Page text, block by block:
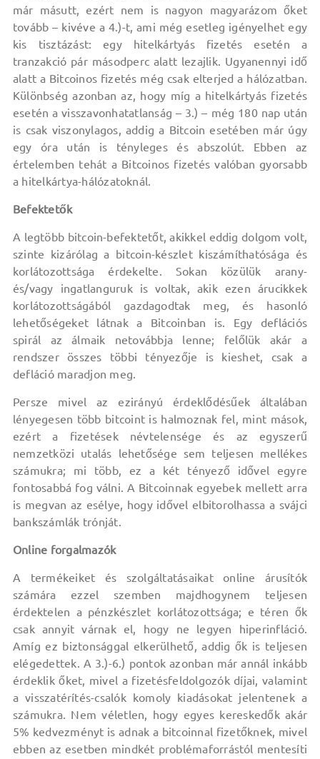
már másutt, ezért nem is nagyon magyarázom őket
tovább – kivéve a 4.)-t, ami még esetleg igényelhet egy
kis tisztázást: egy hitelkártyás fizetés esetén a
tranzakció pár másodperc alatt lezajlik. Ugyanennyi idő
alatt a Bitcoinos fizetés még csak elterjed a hálózatban.
Különbség azonban az, hogy míg a hitelkártyás fizetés
esetén a visszavonhatatlanság – 3.) – még 180 nap után
is csak viszonylagos, addig a Bitcoin esetében már úgy
egy óra után is tényleges és abszolút. Ebben az
értelemben tehát a Bitcoinos fizetés valóban gyorsabb
a hitelkártya-hálózatoknál.
Befektetők
A legtöbb bitcoin-befektetőt, akikkel eddig dolgom volt,
szinte kizárólag a bitcoin-készlet kiszámíthatósága és
korlátozottsága érdekelte. Sokan közülük arany-
és/vagy ingatlanguruk is voltak, akik ezen árucikkek
korlátozottságából gazdagodtak meg, és hasonló
lehetőségeket látnak a Bitcoinban is. Egy deflációs
spirál az álmaik netovábbja lenne; felőlük akár a
rendszer összes többi tényezője is kieshet, csak a
defláció maradjon meg.
Persze mivel az ezirányú érdeklődésűek általában
lényegesen több bitcoint is halmoznak fel, mint mások,
ezért a fizetések névtelensége és az egyszerű
nemzetközi utalás lehetősége sem teljesen mellékes
számukra; mi több, ez a két tényező idővel egyre
fontosabbá fog válni. A Bitcoinnak egyebek mellett arra
is megvan az esélye, hogy idővel elbitorolhassa a svájci
bankszámlák trónját.
Online forgalmazók
A termékeiket és szolgáltatásaikat online árusítók
számára ezzel szemben majdhogynem teljesen
érdektelen a pénzkészlet korlátozottsága; e téren ők
csak annyit várnak el, hogy ne legyen hiperinfláció.
Amíg ez biztonsággal elkerülhető, addig ők is teljesen
elégedettek. A 3.)-6.) pontok azonban már annál inkább
érdeklik őket, mivel a fizetésfeldolgozók díjai, valamint
a visszatérítés-csalók komoly kiadásokat jelentenek a
számukra. Nem véletlen, hogy egyes kereskedők akár
5% kedvezményt is adnak a bitcoinnal fizetőknek, mivel
ebben az esetben mindkét problémaforrástól mentesíti